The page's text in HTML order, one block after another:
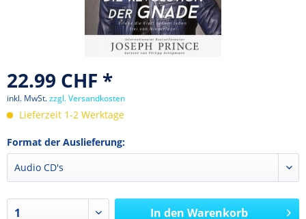
22.99 CHF *
inkl. MwSt.zzgl. Versandkosten
Lieferzeit 1-2 Werktage
Format der Auslieferung:
In den Warenkorb